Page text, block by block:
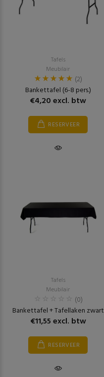
Tafels
Meubilair
(2)
Bankettafel (6-8 pers.)
€4,20 excl. btw
RESERVEER
Tafels
Meubilair
(0)
Bankettafel + Tafellaken zwart
€11,55 excl. btw
RESERVEER